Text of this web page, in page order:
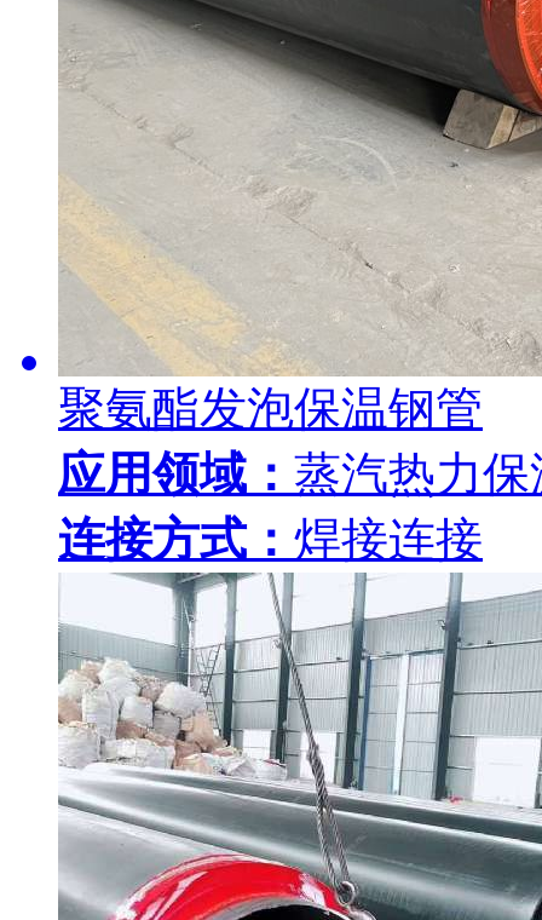
聚氨酯发泡保温钢管
应用领域： 蒸汽热力保
连接方式： 焊接连接